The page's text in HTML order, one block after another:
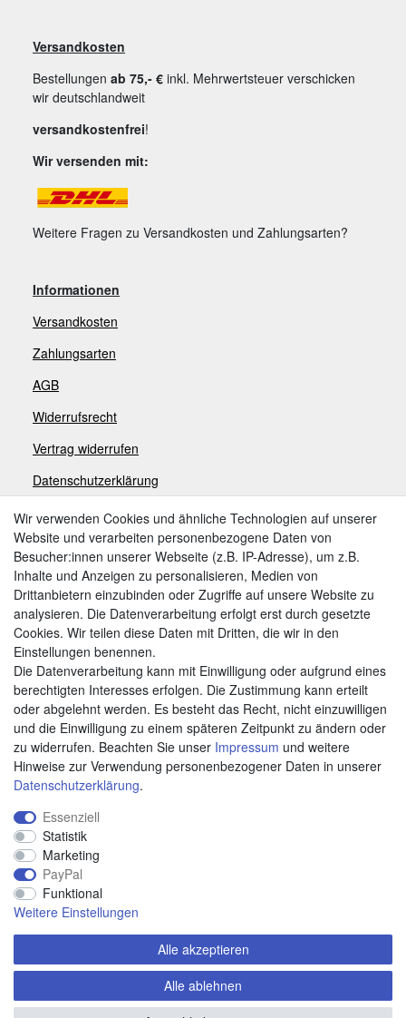
Versandkosten
Bestellungen ab 75,- € inkl. Mehrwertsteuer verschicken
wir deutschlandweit
versandkostenfrei!
Wir versenden mit:
Weitere Fragen zu Versandkosten und Zahlungsarten?
Informationen
Versandkosten
Zahlungsarten
AGB
Widerrufsrecht
Vertrag widerrufen
Datenschutzerklärung
Impressum
Zahlungsarten
Weitere Zahlungsarten:
Kauf auf Rechnung
Vorkasse
Hier sind wir
© Copyright 2020 piccolino.de. Alle Rechte vorbehalten.
Wir verwenden Cookies und ähnliche Technologien auf unserer
Website und verarbeiten personenbezogene Daten von
Besucher:innen unserer Webseite (z.B. IP-Adresse), um z.B.
Inhalte und Anzeigen zu personalisieren, Medien von
Drittanbietern einzubinden oder Zugriffe auf unsere Website zu
analysieren. Die Datenverarbeitung erfolgt erst durch gesetzte
Cookies. Wir teilen diese Daten mit Dritten, die wir in den
Einstellungen benennen.
Die Datenverarbeitung kann mit Einwilligung oder aufgrund eines
berechtigten Interesses erfolgen. Die Zustimmung kann erteilt
oder abgelehnt werden. Es besteht das Recht, nicht einzuwilligen
und die Einwilligung zu einem späteren Zeitpunkt zu ändern oder
zu widerrufen. Beachten Sie unser Impressum und weitere
Hinweise zur Verwendung personenbezogener Daten in unserer
Daten­schutz­erklärung.
Essenziell
Statistik
Marketing
PayPal
Funktional
Weitere Einstellungen
Alle akzeptieren
Alle ablehnen